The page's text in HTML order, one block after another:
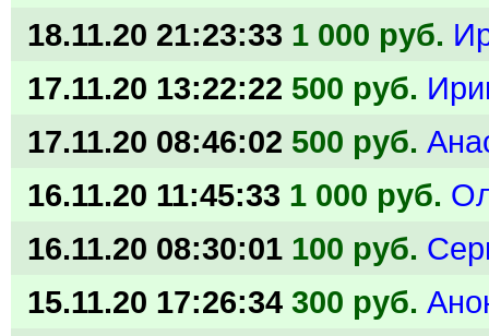
18.11.20 21:23:33 1 000 руб.
17.11.20 13:22:22 500 руб.
17.11.20 08:46:02 500 руб.
16.11.20 11:45:33 1 000 руб.
16.11.20 08:30:01 100 руб.
15.11.20 17:26:34 300 руб.